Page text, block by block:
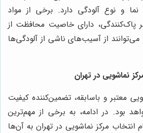
و نوع آلودگی دارد. برخی از مواد
پاک‌کنندگی، دارای خاصیت محافظت از
می‌توانند از آسیب‌های ناشی از آلودگی‌ها
نماشویی در تهران
معتبر و باسابقه، تضمین‌کننده کیفیت
بود. در ادامه، به برخی از مهم‌ترین
انتخاب مرکز نماشویی در تهران به آن‌ها